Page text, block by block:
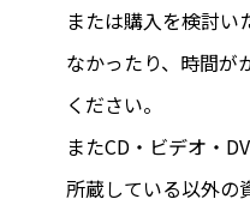
または購入を検討い
なかったり、時間が
ください。
またCD・ビデオ・
所蔵している以外の